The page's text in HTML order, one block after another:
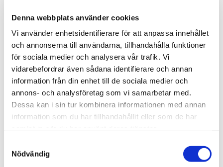
Denna webbplats använder cookies
Vi använder enhetsidentifierare för att anpassa innehållet
och annonserna till användarna, tillhandahålla funktioner
för sociala medier och analysera vår trafik. Vi
vidarebefordrar även sådana identifierare och annan
information från din enhet till de sociala medier och
annons- och analysföretag som vi samarbetar med.
Dessa kan i sin tur kombinera informationen med annan
information som du har tillhandahållit eller som de har
Nödvändig
TIG-svets – Traditionell metod som är
svetsningar.
Svetsa aluminium– En komplex process
som kräver specialkunskaper för att
uppnå rätt balans mellan styrka och vikt.
Vi arbetar också med svetsat nät, vilket är ett
viktigt material för allt från stängsel till
lång livslängd, och vi har den kunskap som